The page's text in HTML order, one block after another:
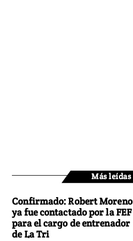
Más leídas
Confirmado: Robert Moreno
ya fue contactado por la FEF
para el cargo de entrenador
de La Tri